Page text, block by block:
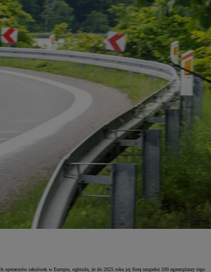
taksówek w Europie, ogłosiła, że do 2025 roku jej flotę uzupełni 500 egzemplarzy tego